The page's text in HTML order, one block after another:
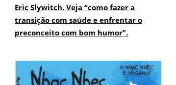
Eric Slywitch. Veja “como fazer a
transição com saúde e enfrentar o
preconceito com bom humor”.